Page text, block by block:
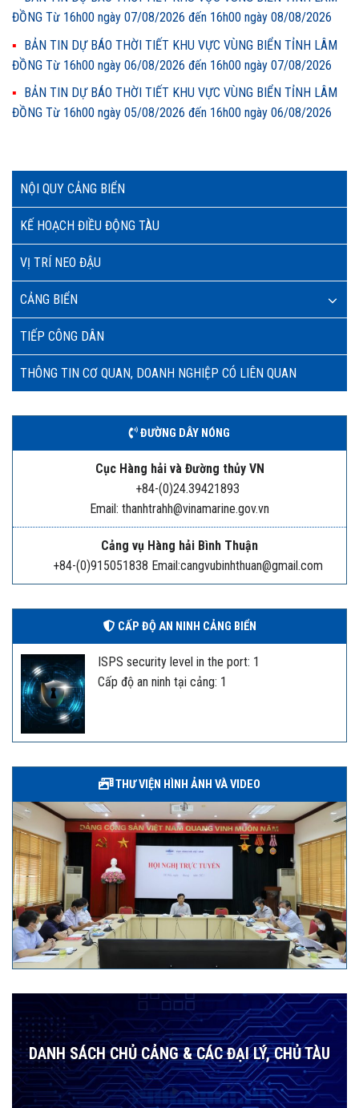
NỘI QUY CẢNG BIỂN
KẾ HOẠCH ĐIỀU ĐỘNG TÀU
VỊ TRÍ NEO ĐẬU
CẢNG BIỂN
TIẾP CÔNG DÂN
THÔNG TIN CƠ QUAN, DOANH NGHIỆP CÓ LIÊN QUAN
ĐƯỜNG DÂY NÓNG
Cục Hàng hải và Đường thủy VN
+84-(0)24.39421893
Email: thanhtrahh@vinamarine.gov.vn
Cảng vụ Hàng hải Bình Thuận
+84-(0)915051838 Email:cangvubinhthuan@gmail.com
CẤP ĐỘ AN NINH CẢNG BIỂN
ISPS security level in the port: 1
Cấp độ an ninh tại cảng: 1
THƯ VIỆN HÌNH ẢNH VÀ VIDEO
DANH SÁCH CHỦ CẢNG & CÁC ĐẠI LÝ, CHỦ TÀU
ĐỒNG Từ 16h00 ngày 07/08/2026 đến 16h00 ngày 08/08/2026
BẢN TIN DỰ BÁO THỜI TIẾT KHU VỰC VÙNG BIỂN TỈNH LÂM
ĐỒNG Từ 16h00 ngày 06/08/2026 đến 16h00 ngày 07/08/2026
BẢN TIN DỰ BÁO THỜI TIẾT KHU VỰC VÙNG BIỂN TỈNH LÂM
ĐỒNG Từ 16h00 ngày 05/08/2026 đến 16h00 ngày 06/08/2026